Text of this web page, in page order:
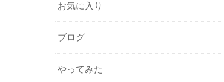
お気に入り
ブログ
やってみた